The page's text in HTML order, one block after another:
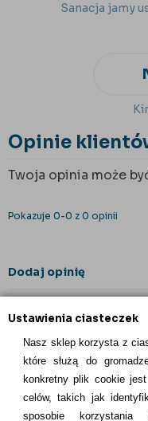
Ustawienia ciasteczek
Nasz sklep korzysta z
które służą do
konkretny plik cookie
celów, takich jak
sposobie
Sanacja jamy
Opinie
Twoja opinia może
Pokazuje 0-0 z 0 opinii
Dodaj opinię
INFORMACJE